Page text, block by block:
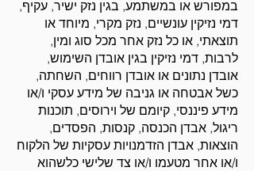
במפורש או במשתמע, בגין נזק ישיר, עקיף,
דמי נזיקין עונשיים, נזק מקרי, מיוחד או
תוצאתי, או כל נזק אחר מכל סוג ומין,
לרבות, דמי נזיקין בגין אובדן השימוש,
אובדן נתונים או אובדן רווחים, השחתה,
כשל אבטחה או גניבה של מידע עסקי ו/או
מידע פיננסי, קיומם של וירוסים, תוכנות
ריגול, אבדן הכנסה, קנסות, הפסדים,
הוצאות, אבדן הזדמנויות עסקיות של הלקוח
ו/או אחר מטעמו ו/או צד שלישי כלשהוא